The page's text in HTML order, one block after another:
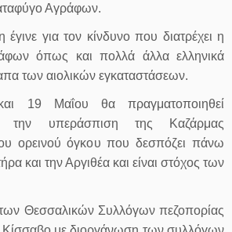
Αγράφων.
έγινε για τον κίνδυνο που διατρέχει η
όπως και πολλά άλλα ελληνικά
των αιολικών εγκαταστάσεων.
19 Μαΐου θα πραγματοποιηθεί
την υπεράσπιση της Καζάρμας
ορεινού όγκου που δεσπόζει πάνω
και την Αργιθέα και είναι στόχος των
Θεσσαλικών Συλλόγων πεζοπορίας